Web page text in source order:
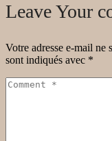
Leave Your
Votre adresse e-mail ne
sont indiqués avec *